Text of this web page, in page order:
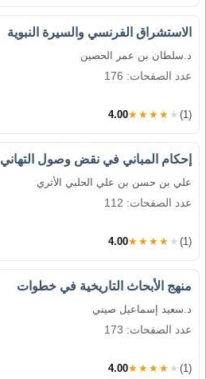
الاستشراق الفرنسي والسيرة النبوية
د.سلطان بن عمر الحصين
عدد الصفحات: 176
4.00★★★★★ (1)
إحكام المباني في نقض وصول التهاني
علي بن حسن بن علي الحلبي الأثري
عدد الصفحات: 112
4.00★★★★★ (1)
منهج الأبحاث التاريخية في خطوات
د.سعيد إسماعيل صيني
عدد الصفحات: 173
4.00★★★★★ (1)